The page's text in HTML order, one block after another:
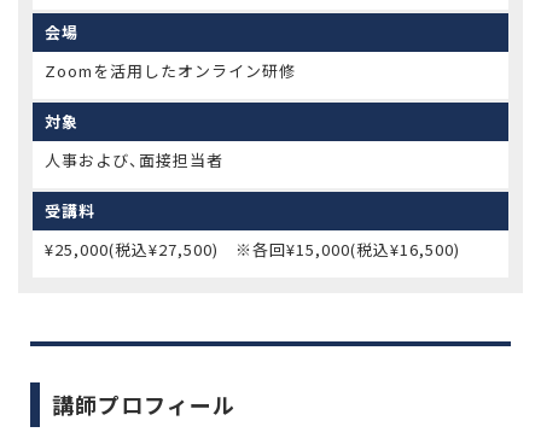
会場
Zoomを活用したオンライン研修
対象
人事および、面接担当者
受講料
¥25,000(税込¥27,500) ※各回¥15,000(税込¥16,500)
講師プロフィール